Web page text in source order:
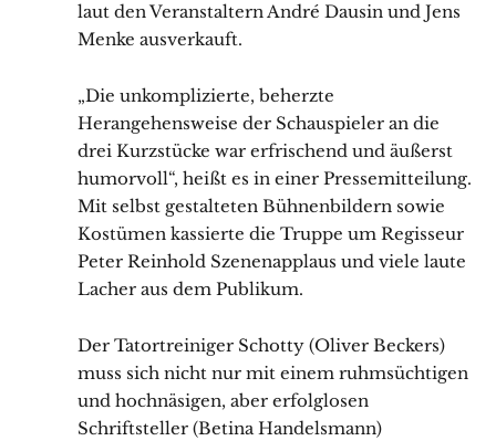
laut den Veranstaltern André Dausin und Jens
Menke ausverkauft.
„Die unkomplizierte, beherzte
Herangehensweise der Schauspieler an die
drei Kurzstücke war erfrischend und äußerst
humorvoll“, heißt es in einer Pressemitteilung.
Mit selbst gestalteten Bühnenbildern sowie
Kostümen kassierte die Truppe um Regisseur
Peter Reinhold Szenenapplaus und viele laute
Lacher aus dem Publikum.
Der Tatortreiniger Schotty (Oliver Beckers)
muss sich nicht nur mit einem ruhmsüchtigen
und hochnäsigen, aber erfolglosen
Schriftsteller (Betina Handelsmann)